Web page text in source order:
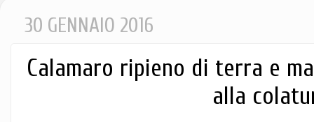
30 GENNAIO 2016
Calamaro ripieno di terra e
alla